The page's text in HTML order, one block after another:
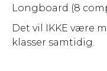
Longboard (8
Det vil IKKE være
klasser samtidig.